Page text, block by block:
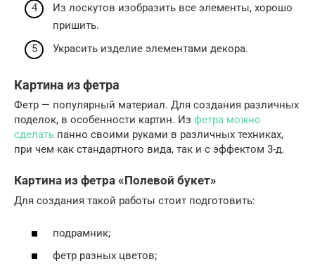
Из лоскутов изобразить все элементы, хорошо
пришить.
Украсить изделие элементами декора.
Картина из фетра
Фетр — популярный материал. Для создания различных
поделок, в особенности картин. Из фетра можно
сделать панно своими руками в различных техниках,
при чем как стандартного вида, так и с эффектом 3-д.
Картина из фетра «Полевой букет»
Для создания такой работы стоит подготовить:
подрамник;
фетр разных цветов;